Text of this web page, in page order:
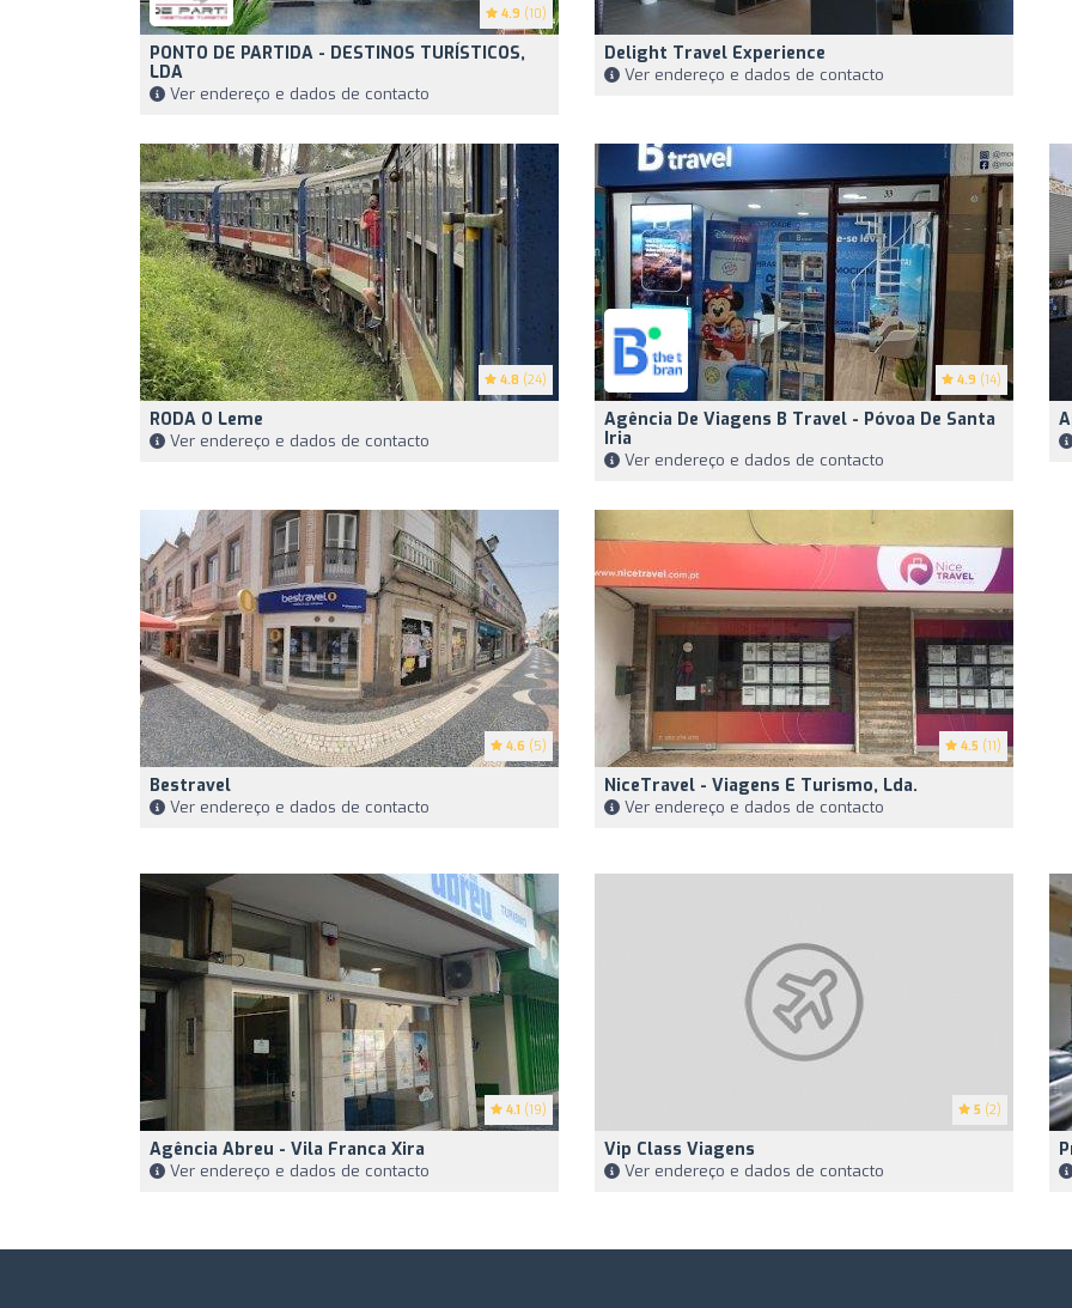
4.9 (10)
PONTO DE PARTIDA - DESTINOS TURÍSTICOS,
LDA
Ver endereço e dados de contacto
Delight Travel Experience
Ver endereço e dados de contacto
4.8 (24)
RODA O Leme
Ver endereço e dados de contacto
4.9 (14)
Agência De Viagens B Travel - Póvoa De Santa
Iria
Ver endereço e dados de contacto
4.6 (5)
Bestravel
Ver endereço e dados de contacto
4.5 (11)
NiceTravel - Viagens E Turismo, Lda.
Ver endereço e dados de contacto
4.1 (19)
Agência Abreu - Vila Franca Xira
Ver endereço e dados de contacto
5 (2)
Vip Class Viagens
Ver endereço e dados de contacto